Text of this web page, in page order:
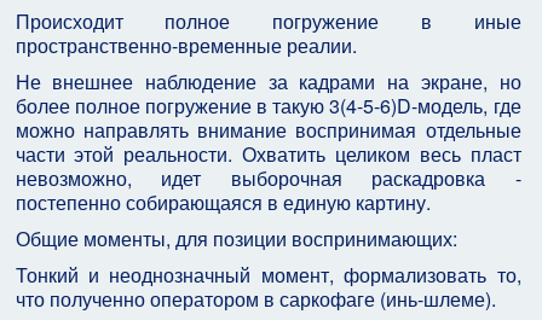
Происходит полное погружение в иные
пространственно-временные реалии.
Не внешнее наблюдение за кадрами на экране, но
более полное погружение в такую 3(4-5-6)D-модель, где
можно направлять внимание воспринимая отдельные
части этой реальности. Охватить целиком весь пласт
невозможно, идет выборочная раскадровка -
постепенно собирающаяся в единую картину.
Общие моменты, для позиции воспринимающих:
Тонкий и неоднозначный момент, формализовать то,
что полученно оператором в саркофаге (инь-шлеме).